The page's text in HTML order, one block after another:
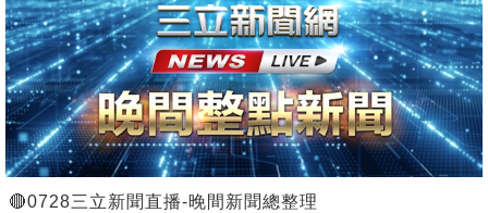
🔴0728三立新聞直播-晚間新聞總整理